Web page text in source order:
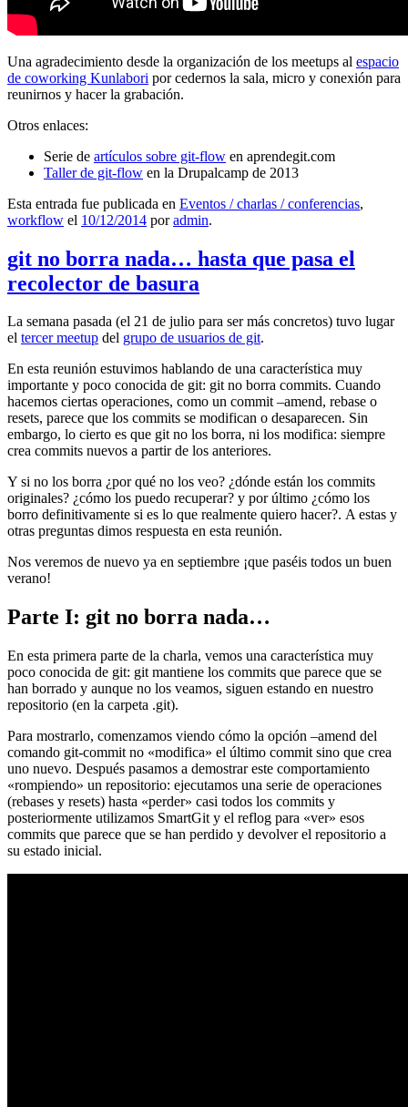
Una agradecimiento desde la organización de los meetups al espacio
de coworking Kunlabori por cedernos la sala, micro y conexión para
reunirnos y hacer la grabación.
Otros enlaces:
Serie de artículos sobre git-flow en aprendegit.com
Taller de git-flow en la Drupalcamp de 2013
Esta entrada fue publicada en Eventos / charlas / conferencias,
workflow el 10/12/2014 poradmin.
git no borra nada… hasta que pasa el
recolector de basura
La semana pasada (el 21 de julio para ser más concretos) tuvo lugar
el tercer meetup del grupo de usuarios de git.
En esta reunión estuvimos hablando de una característica muy
importante y poco conocida de git: git no borra commits. Cuando
hacemos ciertas operaciones, como un commit –amend, rebase o
resets, parece que los commits se modifican o desaparecen. Sin
embargo, lo cierto es que git no los borra, ni los modifica: siempre
crea commits nuevos a partir de los anteriores.
Y si no los borra ¿por qué no los veo? ¿dónde están los commits
originales? ¿cómo los puedo recuperar? y por último ¿cómo los
borro definitivamente si es lo que realmente quiero hacer?. A estas y
otras preguntas dimos respuesta en esta reunión.
Nos veremos de nuevo ya en septiembre ¡que paséis todos un buen
verano!
Parte I: git no borra nada…
En esta primera parte de la charla, vemos una característica muy
poco conocida de git: git mantiene los commits que parece que se
han borrado y aunque no los veamos, siguen estando en nuestro
repositorio (en la carpeta .git).
Para mostrarlo, comenzamos viendo cómo la opción –amend del
comando git-commit no «modifica» el último commit sino que crea
uno nuevo. Después pasamos a demostrar este comportamiento
«rompiendo» un repositorio: ejecutamos una serie de operaciones
(rebases y resets) hasta «perder» casi todos los commits y
posteriormente utilizamos SmartGit y el reflog para «ver» esos
commits que parece que se han perdido y devolver el repositorio a
su estado inicial.